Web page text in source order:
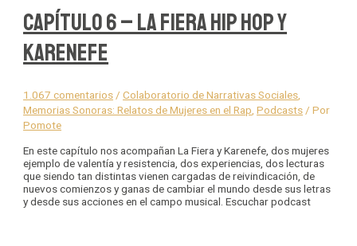
Capítulo 6 – La Fiera Hip Hop y
KarenEfe
1.067 comentarios /Colaboratorio de Narrativas Sociales
Memorias Sonoras: Relatos de Mujeres en el Rap ,Podcasts / Por
Pomote
En este capítulo nos acompañan La Fiera y Karenefe, dos mujeres
ejemplo de valentía y resistencia, dos experiencias, dos lecturas
que siendo tan distintas vienen cargadas de reivindicación, de
nuevos comienzos y ganas de cambiar el mundo desde sus letras
y desde sus acciones en el campo musical. Escuchar podcast